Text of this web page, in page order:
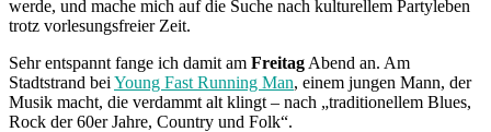
werde, und mache mich auf die Suche nach kulturellem Partyleben
trotz vorlesungsfreier Zeit.
Sehr entspannt fange ich damit am Freitag Abend an. Am
Stadtstrand bei Young Fast Running Man, einem jungen Mann, der
Musik macht, die verdammt alt klingt – nach „traditionellem Blues,
Rock der 60er Jahre, Country und Folk“.